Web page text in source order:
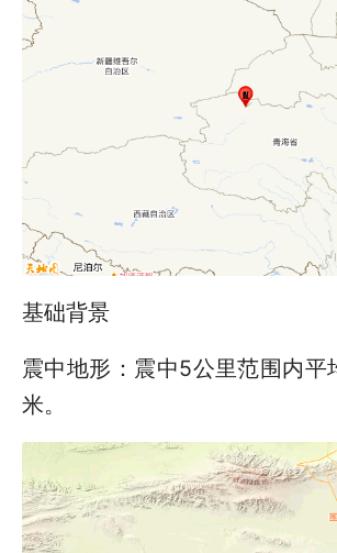
基础背景
震中地形：震中5公里范围内平
米。